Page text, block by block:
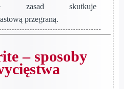
zasad skutkuje
przegraną.
– sposoby